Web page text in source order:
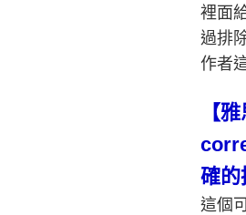
裡面
過排
作者
【
確的
這個